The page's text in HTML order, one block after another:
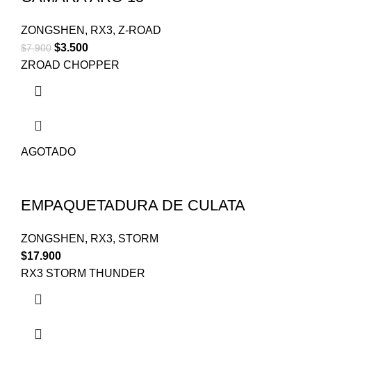
ZONGSHEN , RX3, Z-ROAD
$7.900 $3.500
ZROAD CHOPPER
AGOTADO
EMPAQUETADURA DE CULATA
ZONGSHEN , RX3, STORM
$17.900
RX3 STORM THUNDER